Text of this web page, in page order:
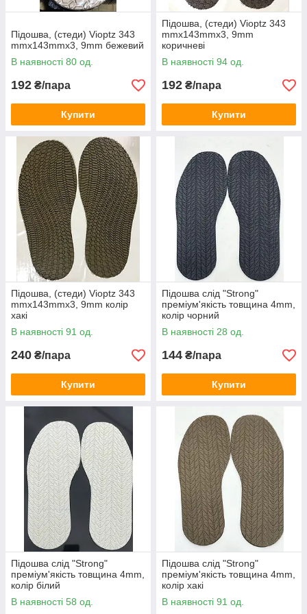
2.
Сумісність профілактики формованою і слідів з
різними видами клеїв.
3.
Стійкість до температурних перепадів,
механічної деформації, чим обумовлена
зносостійкість.
4.
Невисока вартість, завдяки чому зменшується
вартість ремонту і обслуговування взуття.
У каталог
Підошва, (стеди) Vioptz 343
mmx143mmx3, 9mm бежевий
В наявності 80 од.
192 ₴/пара
Купити
Підошва, (стеди) Vioptz 343
mmx143mmx3, 9mm
коричневі
В наявності 94 од.
192 ₴/пара
Купити
Підошва, (стеди) Vioptz 343
mmx143mmx3, 9mm колір
хакі
В наявності 91 од.
240 ₴/пара
Купити
Підошва слід "Strong"
преміум'якість товщина 4mm,
колір чорний
В наявності 28 од.
144 ₴/пара
Купити
Підошва слід "Strong"
преміум'якість товщина 4mm,
колір білий
В наявності 58 од.
Підошва слід "Strong"
преміум'якість товщина 4mm,
колір хакі
В наявності 91 од.